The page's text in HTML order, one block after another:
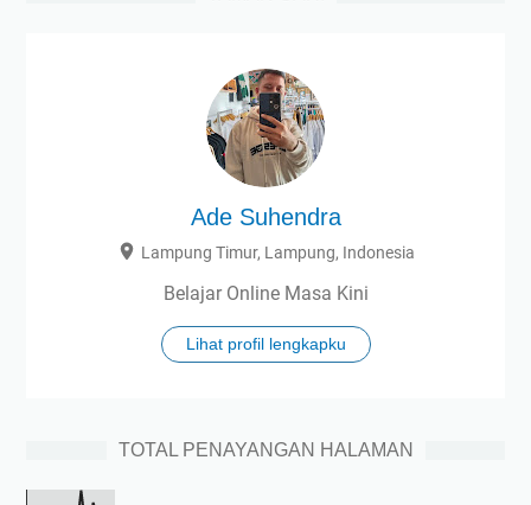
Ade Suhendra
Lampung Timur, Lampung, Indonesia
Belajar Online Masa Kini
Lihat profil lengkapku
TOTAL PENAYANGAN HALAMAN